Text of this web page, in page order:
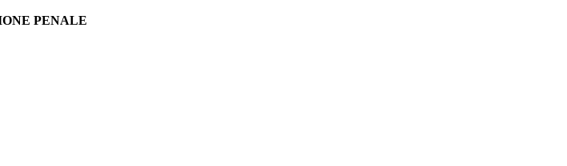
PENALE